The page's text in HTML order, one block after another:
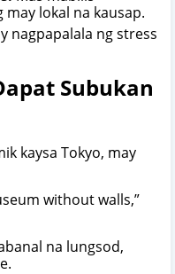
lokal na kausap.
nagpapalala ng stress
Subukan
kaysa Tokyo, may
without walls,”
na lungsod,